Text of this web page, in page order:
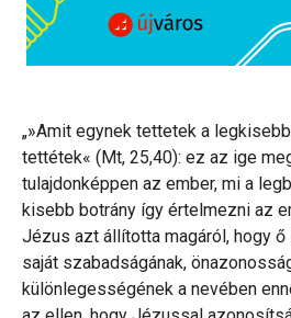
„»Amit egynek tettetek a
tettétek« (Mt, 25,40): ez az ige
tulajdonképpen az ember, mi a
kisebb botrány így értelmezni az
Jézus azt állította magáról, hogy
saját szabadságának,
különlegességének a nevében